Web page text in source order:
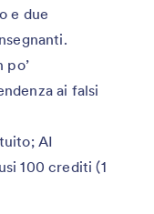
e due
po’
ai falsi
AI
100 crediti (1